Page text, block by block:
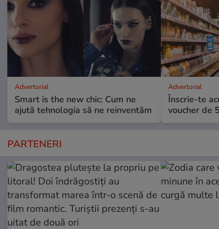
Advertorial
Smart is the new chic: Cum ne
ajută tehnologia să ne reinventăm
Advertorial
Înscrie-te
voucher de
PARTENERI